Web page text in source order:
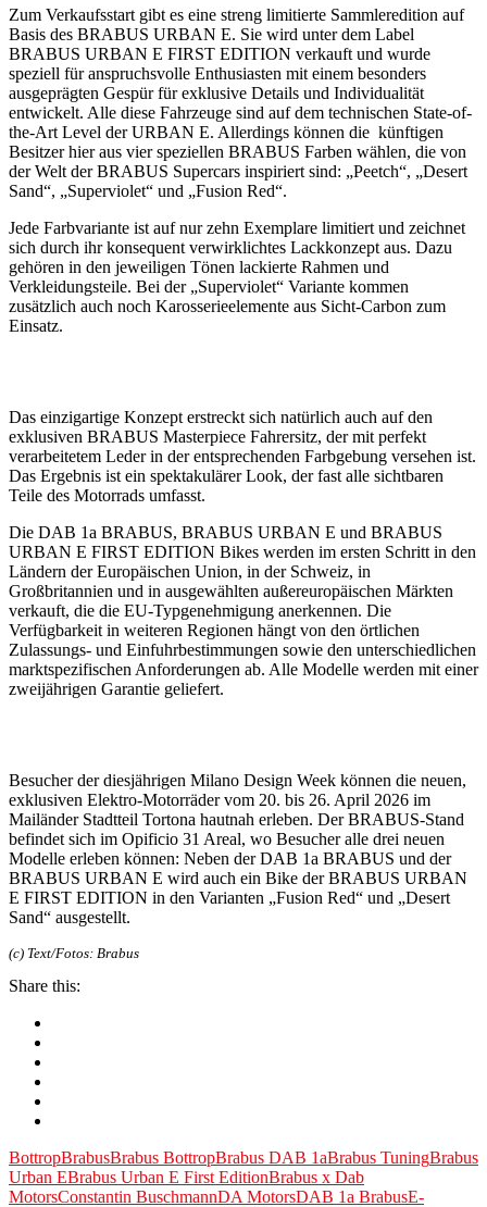
Zum Verkaufsstart gibt es eine streng limitierte Sammleredition auf
Basis des BRABUS URBAN E. Sie wird unter dem Label
BRABUS URBAN E FIRST EDITION verkauft und wurde
speziell für anspruchsvolle Enthusiasten mit einem besonders
ausgeprägten Gespür für exklusive Details und Individualität
entwickelt. Alle diese Fahrzeuge sind auf dem technischen State-of-
the-Art Level der URBAN E. Allerdings können die künftigen
Besitzer hier aus vier speziellen BRABUS Farben wählen, die von
der Welt der BRABUS Supercars inspiriert sind: „Peetch“, „Desert
Sand“, „Superviolet“ und „Fusion Red“.
Jede Farbvariante ist auf nur zehn Exemplare limitiert und zeichnet
sich durch ihr konsequent verwirklichtes Lackkonzept aus. Dazu
gehören in den jeweiligen Tönen lackierte Rahmen und
Verkleidungsteile. Bei der „Superviolet“ Variante kommen
zusätzlich auch noch Karosserieelemente aus Sicht-Carbon zum
Einsatz.
Das einzigartige Konzept erstreckt sich natürlich auch auf den
exklusiven BRABUS Masterpiece Fahrersitz, der mit perfekt
verarbeitetem Leder in der entsprechenden Farbgebung versehen ist.
Das Ergebnis ist ein spektakulärer Look, der fast alle sichtbaren
Teile des Motorrads umfasst.
Die DAB 1a BRABUS, BRABUS URBAN E und BRABUS
URBAN E FIRST EDITION Bikes werden im ersten Schritt in den
Ländern der Europäischen Union, in der Schweiz, in
Großbritannien und in ausgewählten außereuropäischen Märkten
verkauft, die die EU-Typgenehmigung anerkennen. Die
Verfügbarkeit in weiteren Regionen hängt von den örtlichen
Zulassungs- und Einfuhrbestimmungen sowie den unterschiedlichen
marktspezifischen Anforderungen ab. Alle Modelle werden mit einer
zweijährigen Garantie geliefert.
Besucher der diesjährigen Milano Design Week können die neuen,
exklusiven Elektro-Motorräder vom 20. bis 26. April 2026 im
Mailänder Stadtteil Tortona hautnah erleben. Der BRABUS-Stand
befindet sich im Opificio 31 Areal, wo Besucher alle drei neuen
Modelle erleben können: Neben der DAB 1a BRABUS und der
BRABUS URBAN E wird auch ein Bike der BRABUS URBAN
E FIRST EDITION in den Varianten „Fusion Red“ und „Desert
Sand“ ausgestellt.
(c) Text/Fotos: Brabus
Share this:
BottropBrabusBrabus BottropBrabus DAB 1aBrabus TuningBrabus
Urban EBrabus Urban E First EditionBrabus x Dab
MotorsConstantin BuschmannDA MotorsDAB 1a BrabusE-